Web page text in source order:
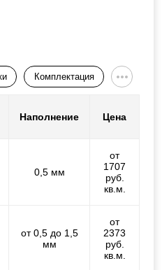
Комплектация
Наполнение Цена
0,5 мм
от
1707
руб.
кв.м.
от 0,5 до 1,5
мм
от
2373
руб.
кв.м.